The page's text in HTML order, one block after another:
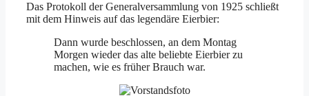
Das Protokoll der Generalversammlung von 1925 schließt
mit dem Hinweis auf das legendäre Eierbier:
Dann wurde beschlossen, an dem Montag
Morgen wieder das alte beliebte Eierbier zu
machen, wie es früher Brauch war.